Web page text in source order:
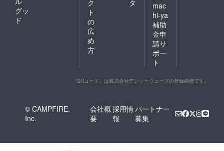
グッ
ド
ク
ト
の
広
め
方
タ
mac
hi-ya
補助
金申
請サ
ポー
ト
「QRコード」は株式会社デンソーウェーブの登録商標です。
© CAMPFIRE,
Inc.
会社概
要
採用情
報
パートナー
募集